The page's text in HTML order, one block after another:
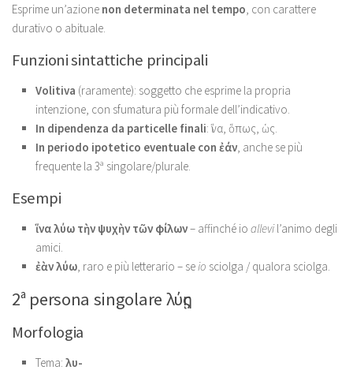
Esprime un’azione non determinata nel tempo , con carattere
durativo o abituale.
Funzioni sintattiche principali
Volitiva (raramente): soggetto che esprime la propria
intenzione, con sfumatura più formale dell’indicativo.
In dipendenza da particelle finali: ἵνα, ὅπως, ὡς.
In periodo ipotetico eventuale con ἐάν , anche se più
frequente la 3ª singolare/plurale.
Esempi
ἵνα λύω τὴν ψυχὴν τῶν φίλων– affinché io allevil’animo degli
amici.
ἐὰν λύω , raro e più letterario – se io sciolga / qualora sciolga.
2ª persona singolare λύῃς
Morfologia
Tema: λυ-